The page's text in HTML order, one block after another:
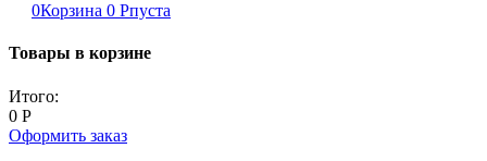
0Корзина 0 Рпуста
Товары в корзине
Итого:
0 Р
Оформить заказ